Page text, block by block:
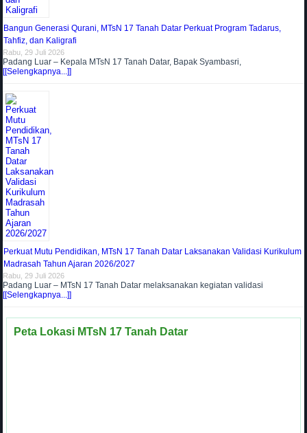
Bangun Generasi Qurani, MTsN 17 Tanah Datar Perkuat Program Tadarus,
Tahfiz, dan Kaligrafi
Rabu, 29 Juli 2026
Padang Luar – Kepala MTsN 17 Tanah Datar, Bapak Syambasri,
[[Selengkapnya...]]
Perkuat Mutu Pendidikan, MTsN 17 Tanah Datar Laksanakan Validasi Kurikulum
Madrasah Tahun Ajaran 2026/2027
Rabu, 29 Juli 2026
Padang Luar – MTsN 17 Tanah Datar melaksanakan kegiatan validasi
[[Selengkapnya...]]
Peta Lokasi MTsN 17 Tanah Datar